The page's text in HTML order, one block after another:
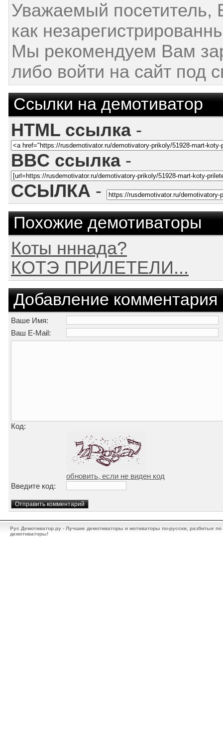
Уважаемый посетитель,
как
Мы рекомендуем Вам
либо войти на сайт под
Ссылки на демотиватор
HTML ссылка-
BBC ссылка-
ССЫЛКА -
Похожие демотиваторы
Коты нннада?
КОТЭ ПРИЛЕТЕЛИ...
Добавление комментария
Ваше Имя:
Ваш E-Mail:
Код:
обновить, если не виден код
Введите код:
Рус Демотиватор.ру - Лучшие демотиваторы и мотиваторы по-русски, разбитые
демотиваторы!